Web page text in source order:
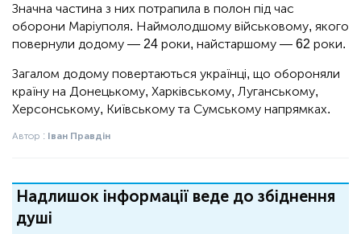
Значна частина з них потрапила в полон під час
оборони Маріуполя. Наймолодшому військовому, якого
повернули додому — 24 роки, найстаршому — 62 роки.
Загалом додому повертаються українці, що обороняли
країну на Донецькому, Харківському, Луганському,
Херсонському, Київському та Сумському напрямках.
Автор : Іван Правдін
Надлишок інформації веде до збіднення
душі